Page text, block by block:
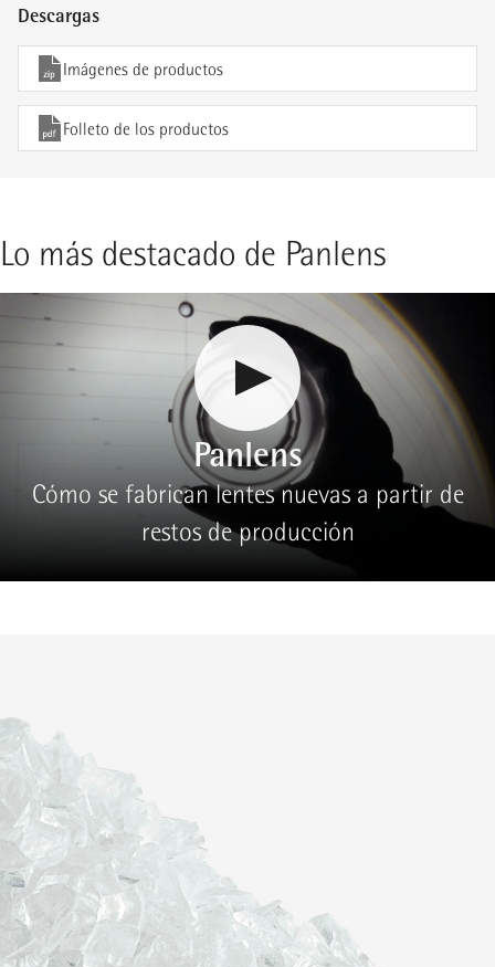
Descargas
Imágenes de productos
Folleto de los productos
Lo más destacado de Panlens
Panlens
Cómo se fabrican lentes nuevas a partir de
restos de producción